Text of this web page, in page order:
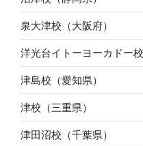
泉大津校（大阪府）
洋光台イトーヨーカドー校
津島校（愛知県）
津校（三重県）
津田沼校（千葉県）